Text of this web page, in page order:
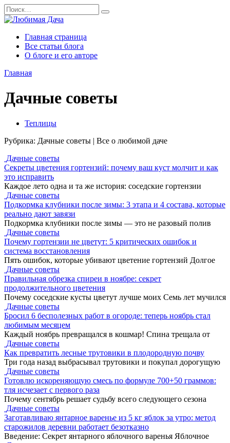
Перейти
к
содержанию
Search
for:
Главная страница
Все статьи блога
О блоге и его авторе
Главная
Дачные советы
Теплицы
Рубрика: Дачные советы | Все о любимой даче
Дачные советы
Секреты цветения гортензий: почему ваш куст молчит и как
это исправить
Каждое лето одна и та же история: соседские гортензии
Дачные советы
Подкормка клубники после зимы: 3 этапа и 4 состава, которые
реально дают завязи
Подкормка клубники после зимы — это не разовый полив
Дачные советы
Почему гортензии не цветут: 5 критических ошибок и
система восстановления
Пять ошибок, которые убивают цветение гортензий Долгое
Дачные советы
Правильная обрезка спиреи в ноябре: секрет
продолжительного цветения
Почему соседские кусты цветут лучше моих Семь лет мучился
Дачные советы
Бросил 6 бесполезных работ в огороде: теперь ноябрь стал
любимым месяцем
Каждый ноябрь превращался в кошмар! Спина трещала от
Дачные советы
Как превратить лесные трутовики в плодородную почву
Три года назад выбрасывал трутовики и покупал дорогущую
Дачные советы
Готовлю искореняющую смесь по формуле 700+50 граммов:
тля исчезает с первого раза
Почему сентябрь решает судьбу всего следующего сезона
Дачные советы
Заготавливаю янтарное варенье из 5 кг яблок за утро: метод
старожилов деревни работает безотказно
Введение: Секрет янтарного яблочного варенья Яблочное